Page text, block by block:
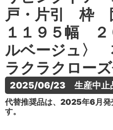
戸・片引 枠
１１９５幅
ルベージュ
ラクラクロー
2025/06/23　生産中止
代替推奨品は、2025年6月発
す。